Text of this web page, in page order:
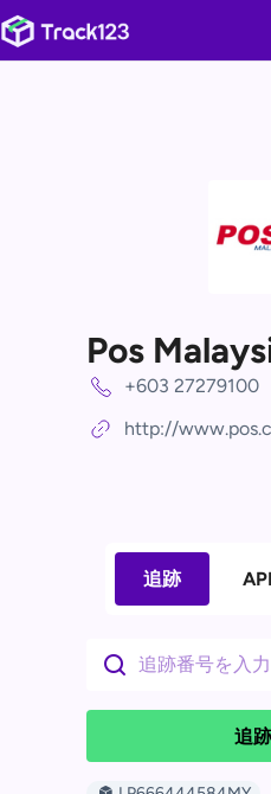
Pos
+603 27279100
http://
追跡
追